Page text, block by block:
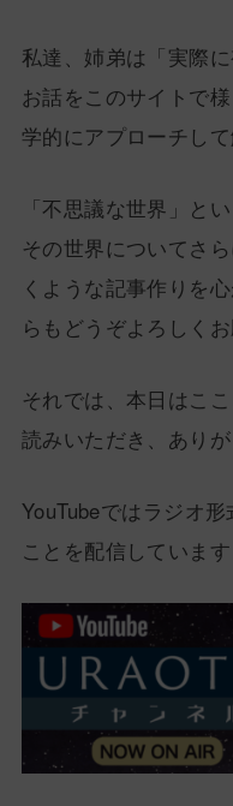
私達、姉弟は「実際
お話をこのサイトで
学的にアプローチし
「不思議な世界」と
その世界についてさ
くような記事作りを
らもどうぞよろしく
それでは、本日はこ
読みいただき、ありが
YouTubeではラジオ
ことを配信しています